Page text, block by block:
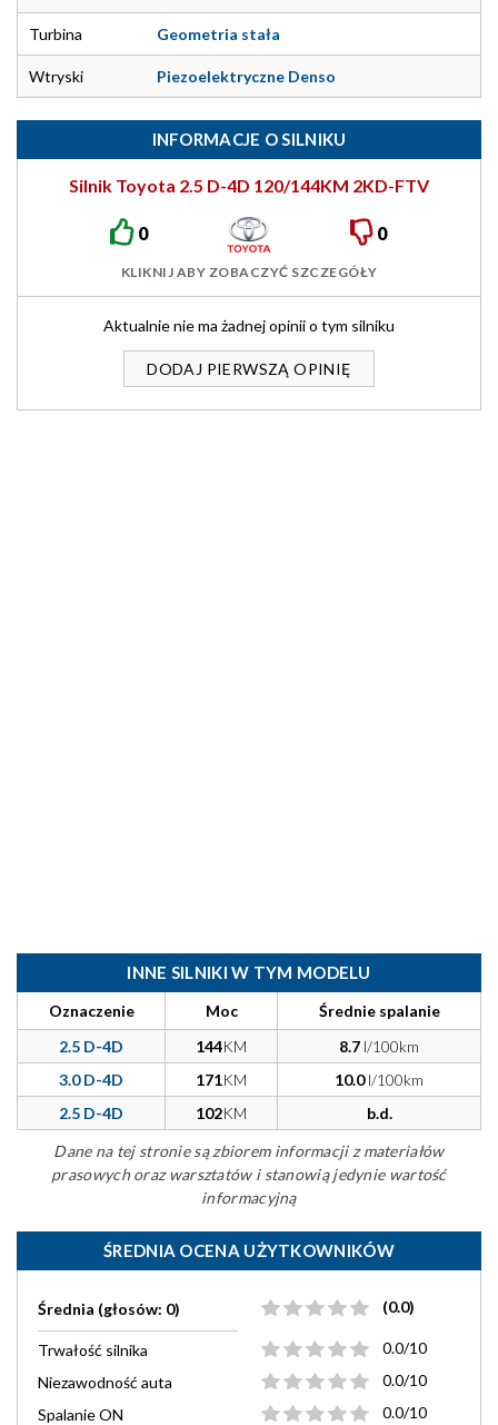
Turbina Geometria stała
Wtryski Piezoelektryczne Denso
INFORMACJE O SILNIKU
Silnik Toyota 2.5 D-4D 120/144KM 2KD-FTV
0 0
KLIKNIJ ABY ZOBACZYĆ SZCZEGÓŁY
Aktualnie nie ma żadnej opinii o tym silniku
DODAJ PIERWSZĄ OPINIĘ
INNE SILNIKI W TYM MODELU
Oznaczenie Moc
Średnie spalanie
2.5 D-4D
144KM 8.7 l/100km
3.0 D-4D
171KM 10.0l/100km
2.5 D-4D
102KM
b.d.
Dane na tej stronie są zbiorem informacji z materiałów
prasowych oraz warsztatów i stanowią jedynie wartość
informacyjną
ŚREDNIA OCENA UŻYTKOWNIKÓW
Średnia (głosów: 0) (0.0)
Trwałość silnika
0.0/10
Niezawodność auta
0.0/10
Spalanie ON
0.0/10